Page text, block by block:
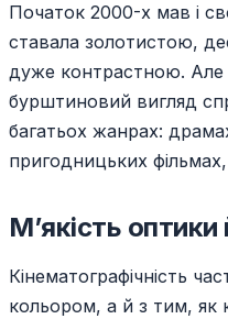
Початок 2000-х мав і
ставала золотистою,
дуже контрастною. Але
бурштиновий вигляд
багатьох жанрах:
пригодницьких
М’якість оптики
Кінематографічність
кольором, а й з тим, як